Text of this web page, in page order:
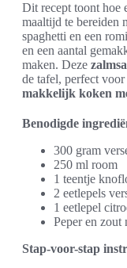
Dit recept toont hoe
maaltijd te bereiden
spaghetti en een
en een aantal
maken. Deze
de tafel, perfect
makkelijk koken
Benodigde
300 gram
250 ml room
1 teentje
2 eetlepels
1 eetlepel
Peper en zout
Stap-voor-stap